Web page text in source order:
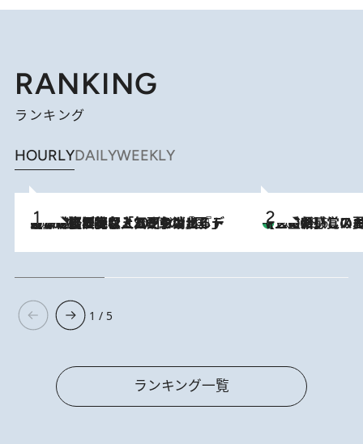
RANKING
ランキング
HOURLYDAILYWEEKLY
2026.8.5
【なぜ吉沢亮は「気配を消せる」のか？】興行収入208億の『国宝』を経て挑むミュージカル『ディア・エヴァン・ハンセン』。トップ俳優が舞台上でさらけ出した“孤独”とは 2026.8.6
【三重県】この夏絶対食べたい 冷やしておいしいおやつ3選 お餅×
1 / 5
ランキング一覧